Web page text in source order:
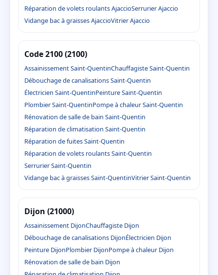
Réparation de volets roulants AjaccioSerrurier Ajaccio
Vidange bac à graisses AjaccioVitrier Ajaccio
Code 2100 (2100)
Assainissement Saint-QuentinChauffagiste Saint-Quentin
Débouchage de canalisations Saint-Quentin
Électricien Saint-QuentinPeinture Saint-Quentin
Plombier Saint-QuentinPompe à chaleur Saint-Quentin
Rénovation de salle de bain Saint-Quentin
Réparation de climatisation Saint-Quentin
Réparation de fuites Saint-Quentin
Réparation de volets roulants Saint-Quentin
Serrurier Saint-Quentin
Vidange bac à graisses Saint-QuentinVitrier Saint-Quentin
Dijon (21000)
Assainissement DijonChauffagiste Dijon
Débouchage de canalisations DijonÉlectricien Dijon
Peinture DijonPlombier DijonPompe à chaleur Dijon
Rénovation de salle de bain Dijon